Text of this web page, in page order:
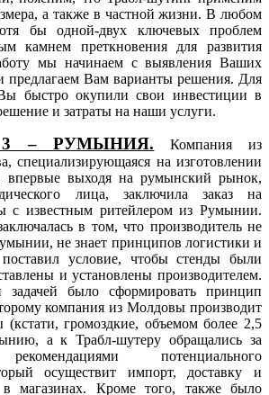
а также в частной жизни. В любом
бы одной-двух ключевых проблем
камнем преткновения для развития
мы начинаем с выявления Ваших
предлагаем Вам варианты решения. Для
быстро окупили свои инвестиции в
и затраты на наши услуги.
3 – РУМЫНИЯ. Компания из
специализирующаяся на изготовлении
впервые выходя на румынский рынок,
лица, заключила заказ на
с известным ритейлером из Румынии.
в том, что производитель не
не знает принципов логистики и
поставил условие, чтобы стенды были
и установлены производителем.
было сформировать принцип
компания из Молдовы производит
(кстати, громоздкие, объемом более 2,5
а к Трабл-шутеру обращались за
потенциального
осуществит импорт, доставку и
в магазинах. Кроме того, также было